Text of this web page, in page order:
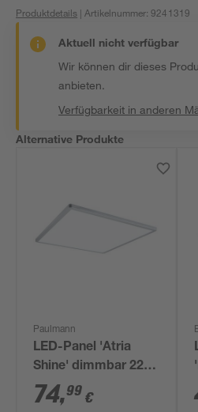
Produktdetails | Artikelnummer:9241319
Aktuell nicht verfügbar
Wir können dir dieses
anbieten.
Verfügbarkeit in anderen
Alternative Produkte
Paulmann
LED-Panel 'Atria
Shine' dimmbar 22 W
2700 lm neutralweiß
42 x 2,8 x 42 cm
74,99 €